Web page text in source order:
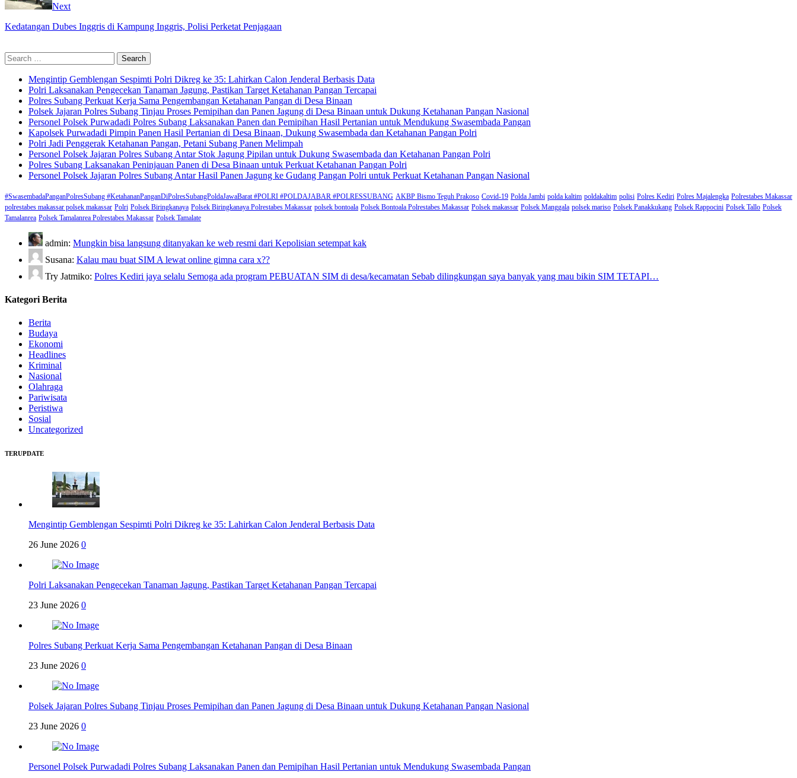
Next
Kedatangan Dubes Inggris di Kampung Inggris, Polisi Perketat Penjagaan
Search
for:
Mengintip Gemblengan Sespimti Polri Dikreg ke 35: Lahirkan Calon Jenderal Berbasis Data
Polri Laksanakan Pengecekan Tanaman Jagung, Pastikan Target Ketahanan Pangan Tercapai
Polres Subang Perkuat Kerja Sama Pengembangan Ketahanan Pangan di Desa Binaan
Polsek Jajaran Polres Subang Tinjau Proses Pemipihan dan Panen Jagung di Desa Binaan untuk Dukung Ketahanan Pangan Nasional
Personel Polsek Purwadadi Polres Subang Laksanakan Panen dan Pemipihan Hasil Pertanian untuk Mendukung Swasembada Pangan
Kapolsek Purwadadi Pimpin Panen Hasil Pertanian di Desa Binaan, Dukung Swasembada dan Ketahanan Pangan Polri
Polri Jadi Penggerak Ketahanan Pangan, Petani Subang Panen Melimpah
Personel Polsek Jajaran Polres Subang Antar Stok Jagung Pipilan untuk Dukung Swasembada dan Ketahanan Pangan Polri
Polres Subang Laksanakan Peninjauan Panen di Desa Binaan untuk Perkuat Ketahanan Pangan Polri
Personel Polsek Jajaran Polres Subang Antar Hasil Panen Jagung ke Gudang Pangan Polri untuk Perkuat Ketahanan Pangan Nasional
#SwasembadaPanganPolresSubang #KetahananPanganDiPolresSubangPoldaJawaBarat #POLRI #POLDAJABAR #POLRESSUBANG AKBP Bismo Teguh Prakoso Covid-19 Polda Jambi polda kaltim poldakaltim polisi Polres Kediri Polres Majalengka Polrestabes Makassar
polrestabes makassar polsek makassar Polri Polsek Biringkanaya Polsek Biringkanaya Polrestabes Makassar polsek bontoala Polsek Bontoala Polrestabes Makassar Polsek makassar Polsek Manggala polsek mariso Polsek Panakkukang Polsek Rappocini Polsek Tallo Polsek
Tamalanrea Polsek Tamalanrea Polrestabes Makassar Polsek Tamalate
admin: Mungkin bisa langsung ditanyakan ke web resmi dari Kepolisian setempat kak
Susana: Kalau mau buat SIM A lewat online gimna cara x??
Try Jatmiko: Polres Kediri jaya selalu Semoga ada program PEBUATAN SIM di desa/kecamatan Sebab dilingkungan saya banyak yang mau bikin SIM TETAPI…
Kategori Berita
Berita
Budaya
Ekonomi
Headlines
Kriminal
Nasional
Olahraga
Pariwisata
Peristiwa
Sosial
Uncategorized
TERUPDATE
Mengintip Gemblengan Sespimti Polri Dikreg ke 35: Lahirkan Calon Jenderal Berbasis Data
26 June 2026 0
Polri Laksanakan Pengecekan Tanaman Jagung, Pastikan Target Ketahanan Pangan Tercapai
23 June 2026 0
Polres Subang Perkuat Kerja Sama Pengembangan Ketahanan Pangan di Desa Binaan
23 June 2026 0
Polsek Jajaran Polres Subang Tinjau Proses Pemipihan dan Panen Jagung di Desa Binaan untuk Dukung Ketahanan Pangan Nasional
23 June 2026 0
Personel Polsek Purwadadi Polres Subang Laksanakan Panen dan Pemipihan Hasil Pertanian untuk Mendukung Swasembada Pangan